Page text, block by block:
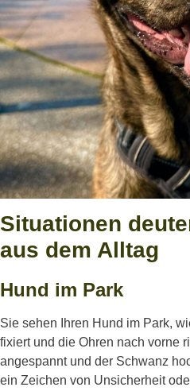
Situationen
aus dem Alltag
Hund im Park
Sie sehen Ihren Hund im Park,
fixiert und die Ohren nach vorne
angespannt und der Schwanz
ein Zeichen von Unsicherheit